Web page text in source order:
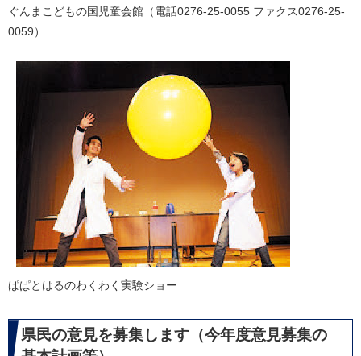
ぐんまこどもの国児童会館（電話0276-25-0055 ファクス0276-25-
0059）
ぱぱとはるのわくわく実験ショー
県民の意見を募集します（今年度意見募集の